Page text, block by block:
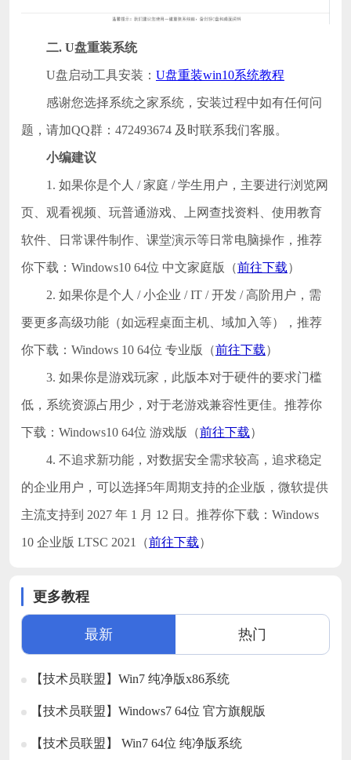
二. U盘重装系统
U盘启动工具安装： U盘重装win10系统教程
感谢您选择系统之家系统，安装过程中如有任何问
题，请加QQ群：472493674 及时联系我们客服。
小编建议
1. 如果你是个人 / 家庭 / 学生用户，主要进行浏览网
页、观看视频、玩普通游戏、上网查找资料、使用教育
软件、日常课件制作、课堂演示等日常电脑操作，推荐
你下载：Windows10 64位 中文家庭版（前往下载）
2. 如果你是个人 / 小企业 / IT / 开发 / 高阶用户，需
要更多高级功能（如远程桌面主机、域加入等），推荐
你下载：Windows 10 64位 专业版（前往下载）
3. 如果你是游戏玩家，此版本对于硬件的要求门槛
低，系统资源占用少，对于老游戏兼容性更佳。推荐你
下载：Windows10 64位 游戏版（前往下载）
4. 不追求新功能，对数据安全需求较高，追求稳定
的企业用户，可以选择5年周期支持的企业版，微软提供
主流支持到 2027 年 1 月 12 日。推荐你下载：Windows
10 企业版 LTSC 2021（前往下载）
更多教程
最新 热门
【技术员联盟】Win7 纯净版x86系统
【技术员联盟】Windows7 64位 官方旗舰版
【技术员联盟】 Win7 64位 纯净版系统